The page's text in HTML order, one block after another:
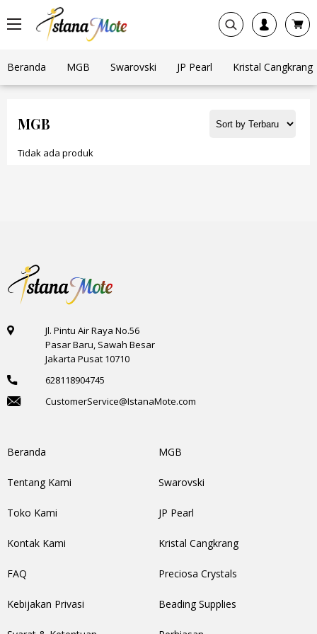
Beranda MGB Swarovski JP Pearl Kristal Cangkrang
MGB
Tidak ada produk
Jl. Pintu Air Raya No.56
Pasar Baru, Sawah Besar
Jakarta Pusat 10710
628118904745
CustomerService@IstanaMote.com
Beranda
Tentang Kami
Toko Kami
Kontak Kami
FAQ
Kebijakan Privasi
MGB
Swarovski
JP Pearl
Kristal Cangkrang
Preciosa Crystals
Beading Supplies